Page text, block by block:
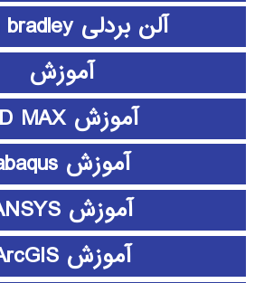
آلن بردلی Allen bradley
آموزش
آموزش 3D MAX
آموزش abaqus
آموزش ANSYS
آموزش ArcGIS